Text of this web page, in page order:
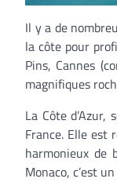
Il y a de
la côte pour
Pins, Cannes
magnifiques
La Côte
France. Elle est
harmonieux de
Monaco, c’est